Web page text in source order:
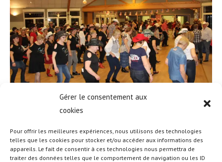
Gérer le consentement aux
cookies
Pour offrir les meilleures expériences, nous utilisons des technologies
telles que les cookies pour stocker et/ou accéder aux informations des
appareils. Le fait de consentir à ces technologies nous permettra de
traiter des données telles que le comportement de navigation ou les ID
© COPYRIGHT - OCEANWP THEME BY NICK